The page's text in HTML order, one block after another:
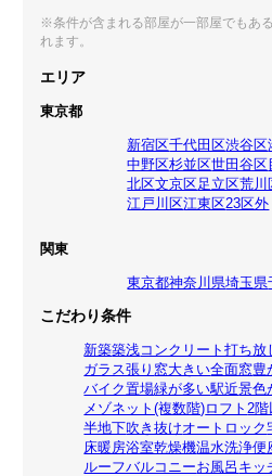
※条件が含まれる部屋が一部屋でもあ
れます。
エリア
東京都
新宿区千代田区渋谷区
中野区杉並区世田谷区
北区文京区足立区荒川
江戸川区江東区23区外
関東
東京都神奈川県埼玉県
こだわり条件
新築築浅コンクリート打ち放
ガラス張り 窓大きい全面窓豊
バイク置場緑が多い駅近景色
メゾネット(複数階)ロフト 2
半地下吹き抜けオートロック
床暖房浴室乾燥機温水洗浄便
ルーフバルコニーお風呂 キッ